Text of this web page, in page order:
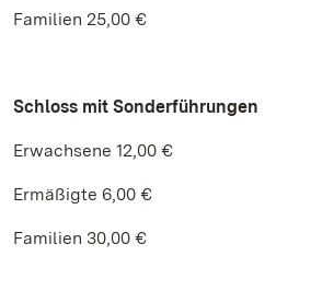
Familien 25,00 €
Schloss mit Sonderführungen
Erwachsene 12,00 €
Ermäßigte 6,00 €
Familien 30,00 €